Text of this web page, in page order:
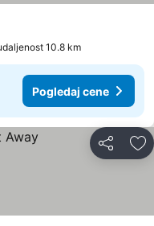
10.8 km
Pogledaj cene
Deli